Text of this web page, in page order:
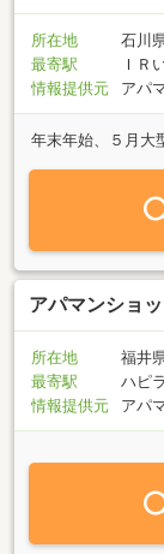
所在地
石川
最寄駅
ＩＲ
情報提供元
アパ
年末年始、５月大
アパマンショ
所在地
福井
最寄駅
ハピ
情報提供元
アパ